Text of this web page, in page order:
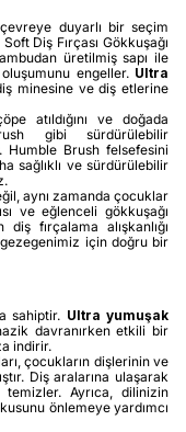
duyarlı bir seçim
Diş Fırçası Gökkuşağı
üretilmiş sapı ile
engeller. Ultra
minesine ve diş etlerine
atıldığını ve doğada
gibi sürdürülebilir
Humble Brush felsefesini
sağlıklı ve sürdürülebilir
aynı zamanda çocuklar
ve eğlenceli gökkuşağı
fırçalama alışkanlığı
gezegenimiz için doğru bir
sahiptir. Ultra yumuşak
davranırken etkili bir
indirir.
çocukların dişlerinin ve
Diş aralarına ulaşarak
Ayrıca, dilinizin
önlemeye yardımcı